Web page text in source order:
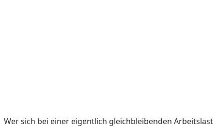
Wer sich bei einer eigentlich gleichbleibenden Arbeitslast